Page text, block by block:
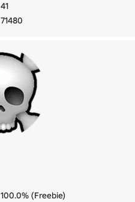
41
71480
100.0% (Freebie)